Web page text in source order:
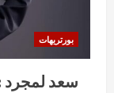
بورتريهات
سعد لمجرد :